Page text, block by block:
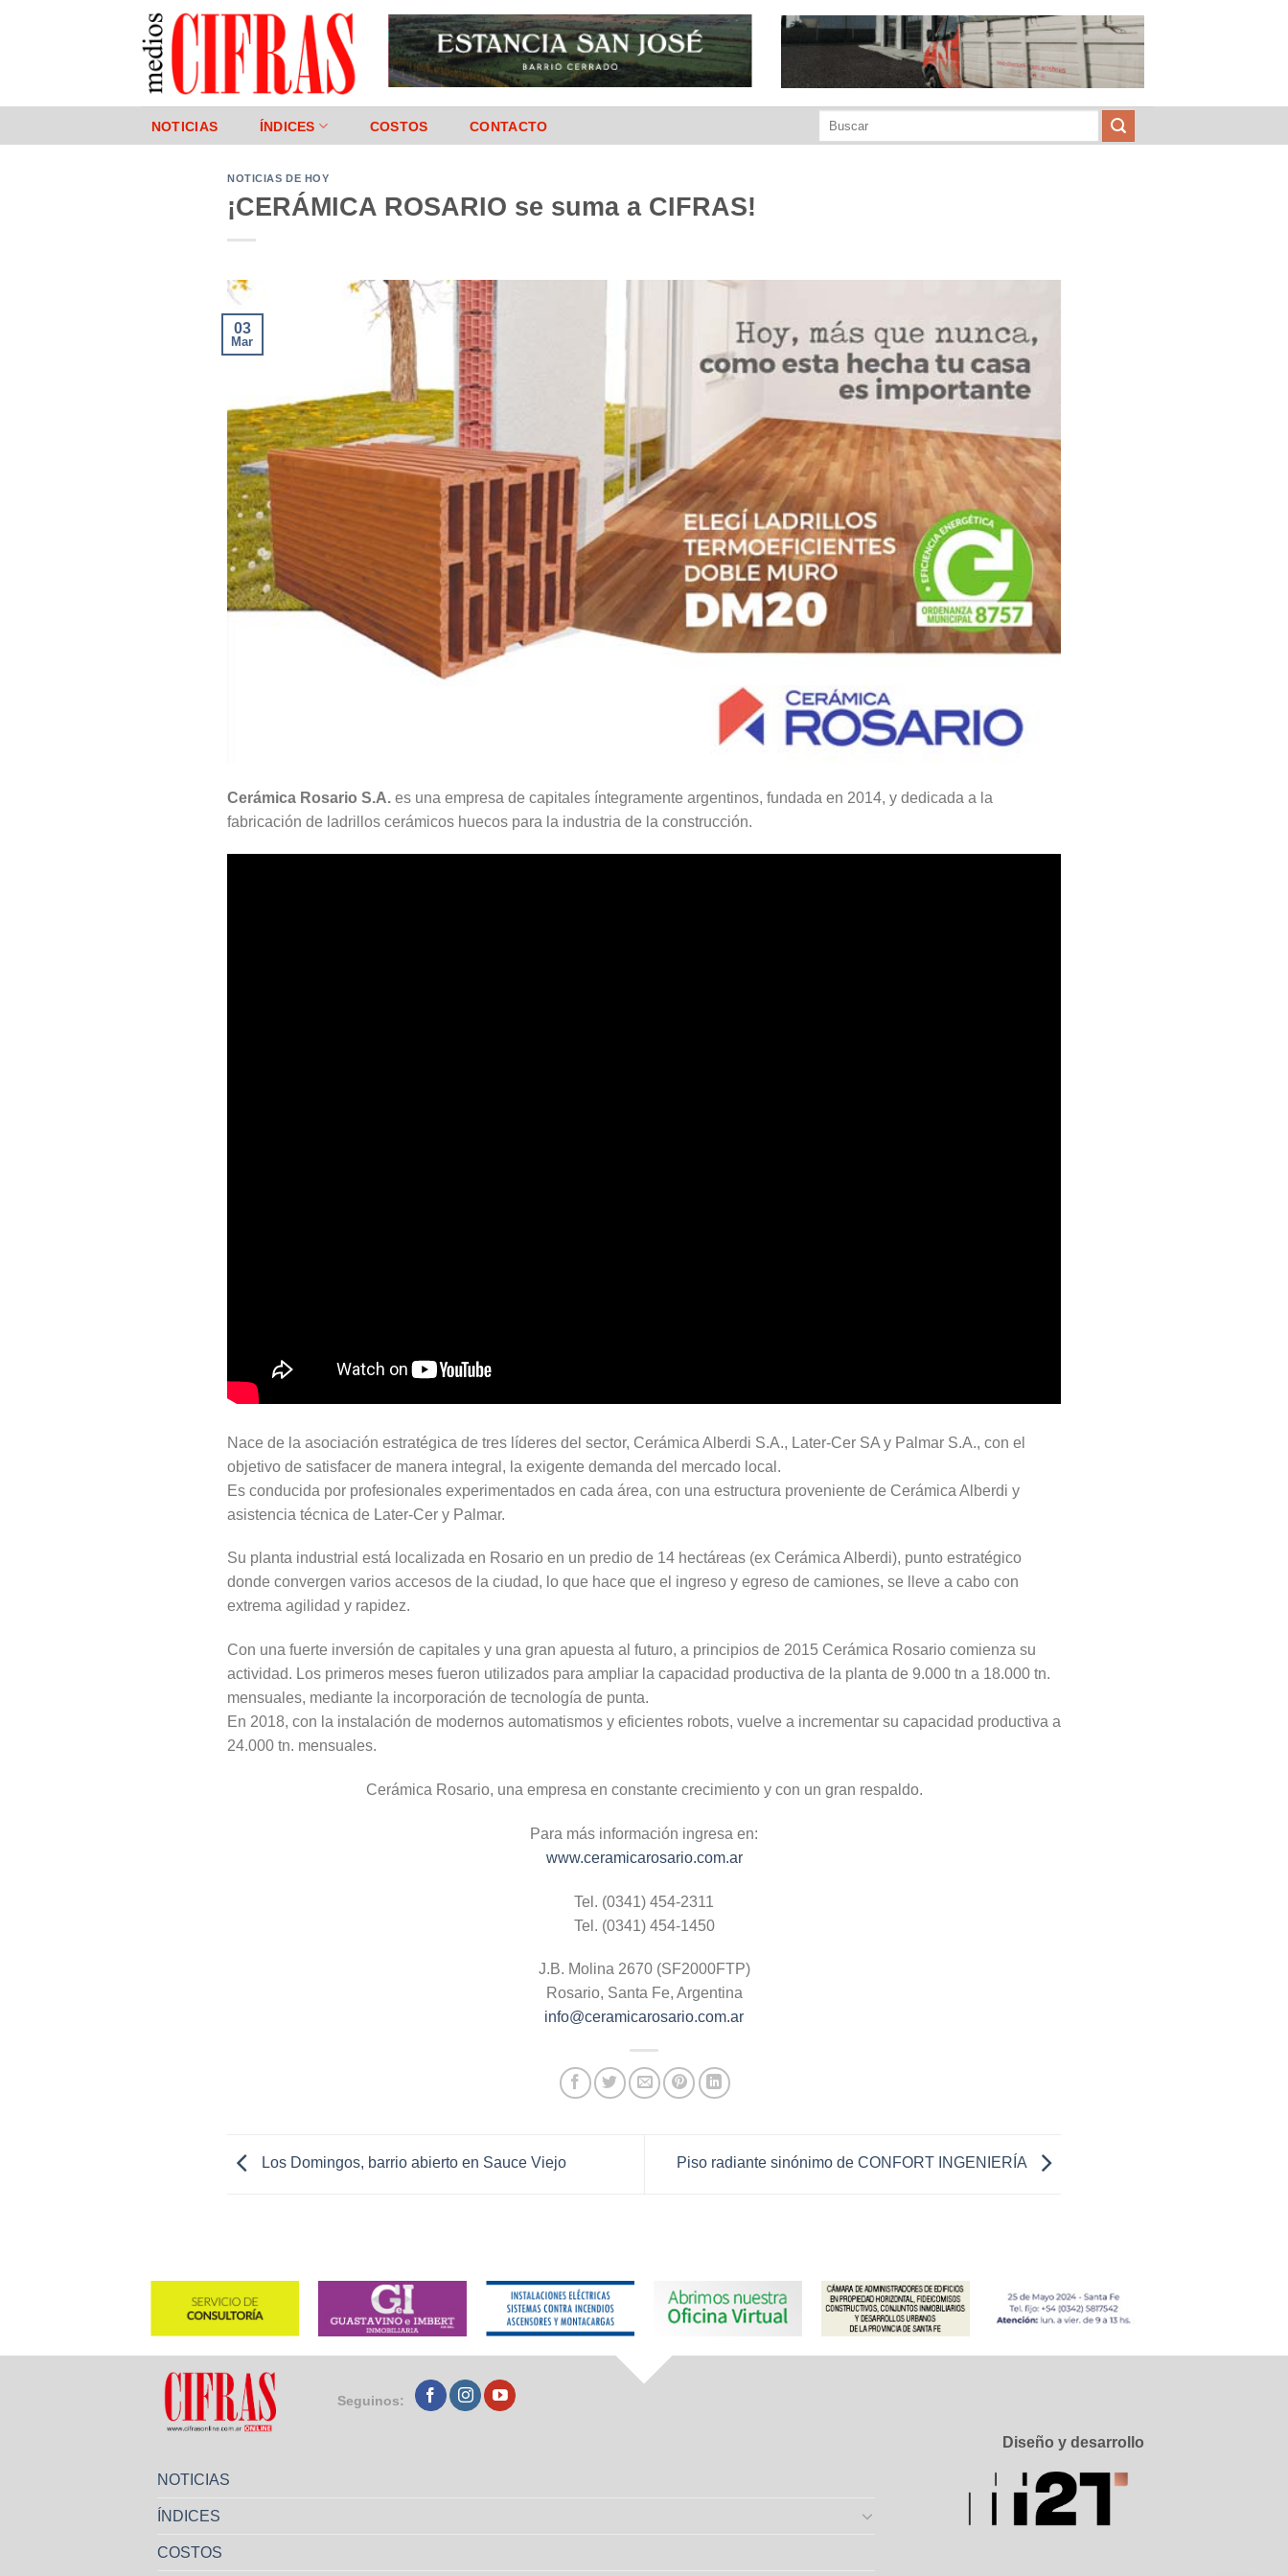
NOTICIAS ÍNDICES COSTOS CONTACTO
NOTICIAS DE HOY
¡CERÁMICA ROSARIO se suma a CIFRAS!
03
Mar
Cerámica Rosario S.A. es una empresa de capitales íntegramente argentinos, fundada en 2014, y dedicada a la
fabricación de ladrillos cerámicos huecos para la industria de la construcción.
Nace de la asociación estratégica de tres líderes del sector, Cerámica Alberdi S.A., Later-Cer SA y Palmar S.A., con el
objetivo de satisfacer de manera integral, la exigente demanda del mercado local.
Es conducida por profesionales experimentados en cada área, con una estructura proveniente de Cerámica Alberdi y
asistencia técnica de Later-Cer y Palmar.
Su planta industrial está localizada en Rosario en un predio de 14 hectáreas (ex Cerámica Alberdi), punto estratégico
donde convergen varios accesos de la ciudad, lo que hace que el ingreso y egreso de camiones, se lleve a cabo con
extrema agilidad y rapidez.
Con una fuerte inversión de capitales y una gran apuesta al futuro, a principios de 2015 Cerámica Rosario comienza su
actividad. Los primeros meses fueron utilizados para ampliar la capacidad productiva de la planta de 9.000 tn a 18.000 tn.
mensuales, mediante la incorporación de tecnología de punta.
En 2018, con la instalación de modernos automatismos y eficientes robots, vuelve a incrementar su capacidad productiva a
24.000 tn. mensuales.
Cerámica Rosario, una empresa en constante crecimiento y con un gran respaldo.
Para más información ingresa en:
www.ceramicarosario.com.ar
Tel. (0341) 454-2311
Tel. (0341) 454-1450
J.B. Molina 2670 (SF2000FTP)
Rosario, Santa Fe, Argentina
info@ceramicarosario.com.ar
Los Domingos, barrio abierto en Sauce Viejo Piso radiante sinónimo de CONFORT INGENIERÍA
Seguinos:
NOTICIAS
ÍNDICES
COSTOS
Diseño y desarrollo